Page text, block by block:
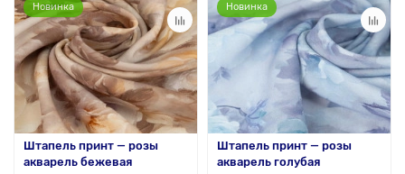
Новинка
Штапель принт — розы
акварель бежевая
Новинка
Штапель принт — розы
акварель голубая